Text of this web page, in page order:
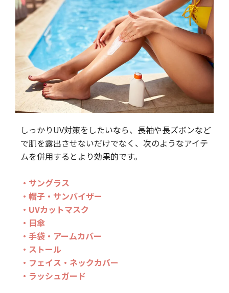
しっかりUV対策をしたいなら、長袖や長ズボンなど
で肌を露出させないだけでなく、次のようなアイテ
ムを併用するとより効果的です。
・サングラス
・帽子・サンバイザー
・UVカットマスク
・日傘
・手袋・アームカバー
・ストール
・フェイス・ネックカバー
・ラッシュガード